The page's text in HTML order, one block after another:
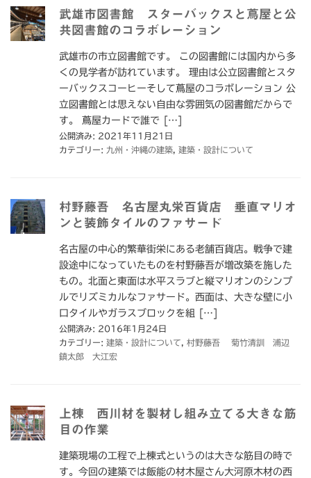
武雄市図書館 スターバックスと蔦屋と公
共図書館のコラボレーション
武雄市の市立図書館です。 この図書館には国内から多
くの見学者が訪れています。 理由は公立図書館とスタ
ーバックスコーヒーそして蔦屋のコラボレーション 公
立図書館とは思えない自由な雰囲気の図書館だからで
す。 蔦屋カードで誰で […]
公開済み: 2021年11月21日
カテゴリー: 九州・沖縄の建築 建築・設計について
村野藤吾 名古屋丸栄百貨店 垂直マリオ
ンと装飾タイルのファサード
名古屋の中心的繁華街栄にある老舗百貨店。戦争で建
設途中になっていたものを村野藤吾が増改築を施した
もの。北面と東面は水平スラブと縦マリオンのシンプ
ルでリズミカルなファサード。西面は、大きな壁に小
口タイルやガラスブロックを組 […]
公開済み: 2016年1月24日
カテゴリー: 建築・設計について
村野藤吾 菊竹清訓 浦辺
鎮太郎 大江宏
上棟 西川材を製材し組み立てる大きな筋
目の作業
建築現場の工程で上棟式というのは大きな筋目の時で
す。今回の建築では飯能の材木屋さん大河原木材の西